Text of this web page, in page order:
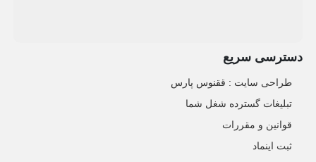
دسترسی سریع
طراحی سایت :‌ ققنوس پارس
تبلیغات گسترده شغل شما
قوانین و مقررات
ثبت اینماد